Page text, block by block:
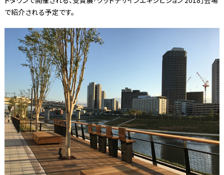
で紹介される予定です。